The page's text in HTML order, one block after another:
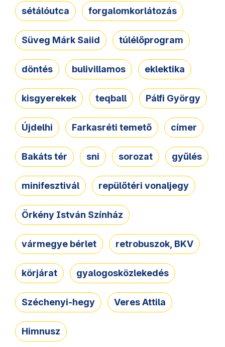
sétálóutca forgalomkorlátozás
Süveg Márk Saiid túlélőprogram
döntés bulivillamos eklektika
kisgyerekek teqball Pálfi György
Újdelhi Farkasréti temető címer
Bakáts tér sni sorozat gyűlés
minifesztivál repülőtéri vonaljegy
Örkény István Színház
vármegye bérlet retrobuszok, BKV
körjárat gyalogosközlekedés
Széchenyi-hegy Veres Attila
Himnusz